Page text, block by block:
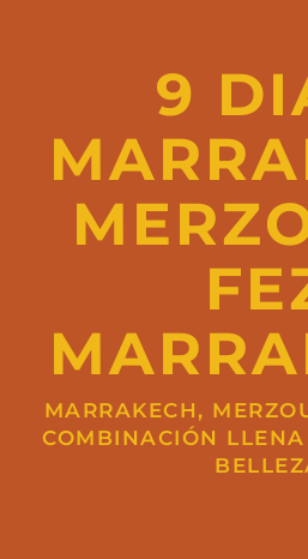
9
MARRAKECH,
COMBINACIÓN